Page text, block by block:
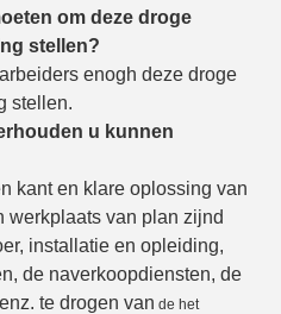
om deze droge
stellen?
enogh deze droge
stellen.
u kunnen
kant en klare oplossing van
werkplaats van plan zijnd
installatie en opleiding,
de naverkoopdiensten, de
te drogen van de het